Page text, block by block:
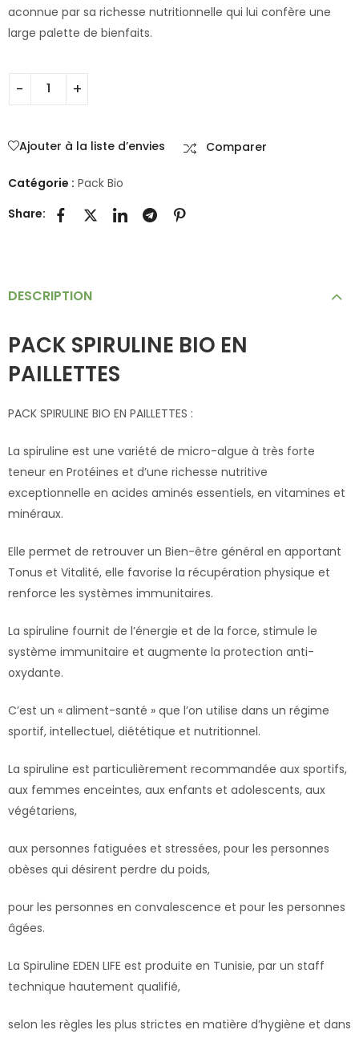
aconnue par sa richesse nutritionnelle qui lui confère une
large palette de bienfaits.
Ajouter à la liste d’envies Comparer
Catégorie : Pack Bio
Share:
DESCRIPTION
PACK SPIRULINE BIO EN
PAILLETTES
PACK SPIRULINE BIO EN PAILLETTES :
La spiruline est une variété de micro-algue à très forte
teneur en Protéines et d’une richesse nutritive
exceptionnelle en acides aminés essentiels, en vitamines et
minéraux.
Elle permet de retrouver un Bien-être général en apportant
Tonus et Vitalité, elle favorise la récupération physique et
renforce les systèmes immunitaires.
La spiruline fournit de l’énergie et de la force, stimule le
système immunitaire et augmente la protection anti-
oxydante.
C’est un « aliment-santé » que l’on utilise dans un régime
sportif, intellectuel, diététique et nutritionnel.
La spiruline est particulièrement recommandée aux sportifs,
aux femmes enceintes, aux enfants et adolescents, aux
végétariens,
aux personnes fatiguées et stressées, pour les personnes
obèses qui désirent perdre du poids,
pour les personnes en convalescence et pour les personnes
âgées.
La Spiruline EDEN LIFE est produite en Tunisie, par un staff
technique hautement qualifié,
selon les règles les plus strictes en matière d’hygiène et dans